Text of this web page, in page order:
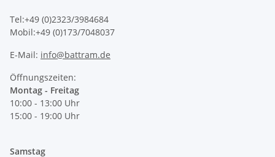
Tel:+49 (0)2323/3984684
Mobil:+49 (0)173/7048037
E-Mail: info@battram.de
Öffnungszeiten:
Montag - Freitag
10:00 - 13:00 Uhr
15:00 - 19:00 Uhr
Samstag